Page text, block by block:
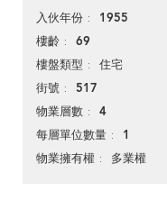
入伙年份 1955
樓齡 69
樓盤類型 住宅
街號 517
物業層數 4
每層單位數量 1
物業擁有權 多業權